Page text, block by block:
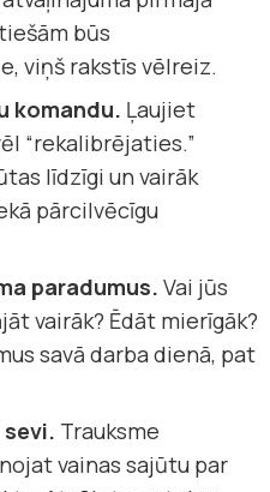
būs
viņš rakstīs vēlreiz.
komandu. Ļaujiet
“rekalibrējaties.”
līdzīgi un vairāk
pārcilvēcīgu
paradumus. Vai jūs
vairāk? Ēdāt mierīgāk?
savā darba dienā, pat
Trauksme
vainas sajūtu par